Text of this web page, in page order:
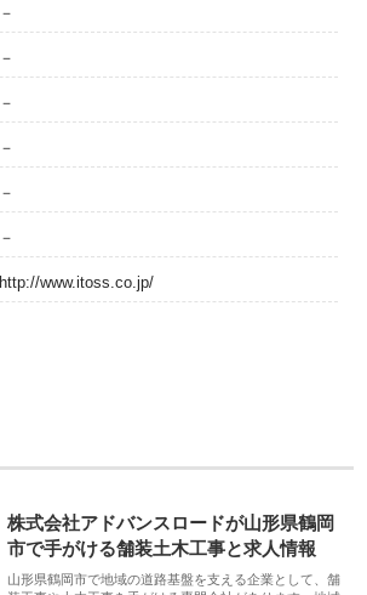
－
－
－
－
－
－
http://www.itoss.co.jp/
株式会社アドバンスロードが山形県鶴岡
市で手がける舗装土木工事と求人情報
山形県鶴岡市で地域の道路基盤を支える企業として、舗